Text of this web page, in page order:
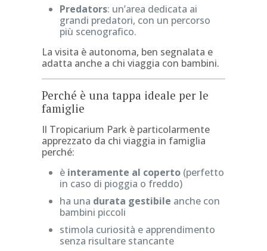
Predators: un’area dedicata ai
grandi predatori, con un percorso
più scenografico.
La visita è autonoma, ben segnalata e
adatta anche a chi viaggia con bambini.
Perché è una tappa ideale per le
famiglie
Il Tropicarium Park è particolarmente
apprezzato da chi viaggia in famiglia
perché:
è interamente al coperto(perfetto
in caso di pioggia o freddo)
ha una durata gestibile anche con
bambini piccoli
stimola curiosità e apprendimento
senza risultare stancante